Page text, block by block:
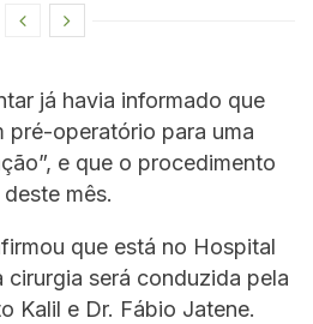
já havia informado que
pré-operatório para uma
e que o procedimento
mês.
que está no Hospital
cirurgia será conduzida pela
Kalil e Dr. Fábio Jatene.